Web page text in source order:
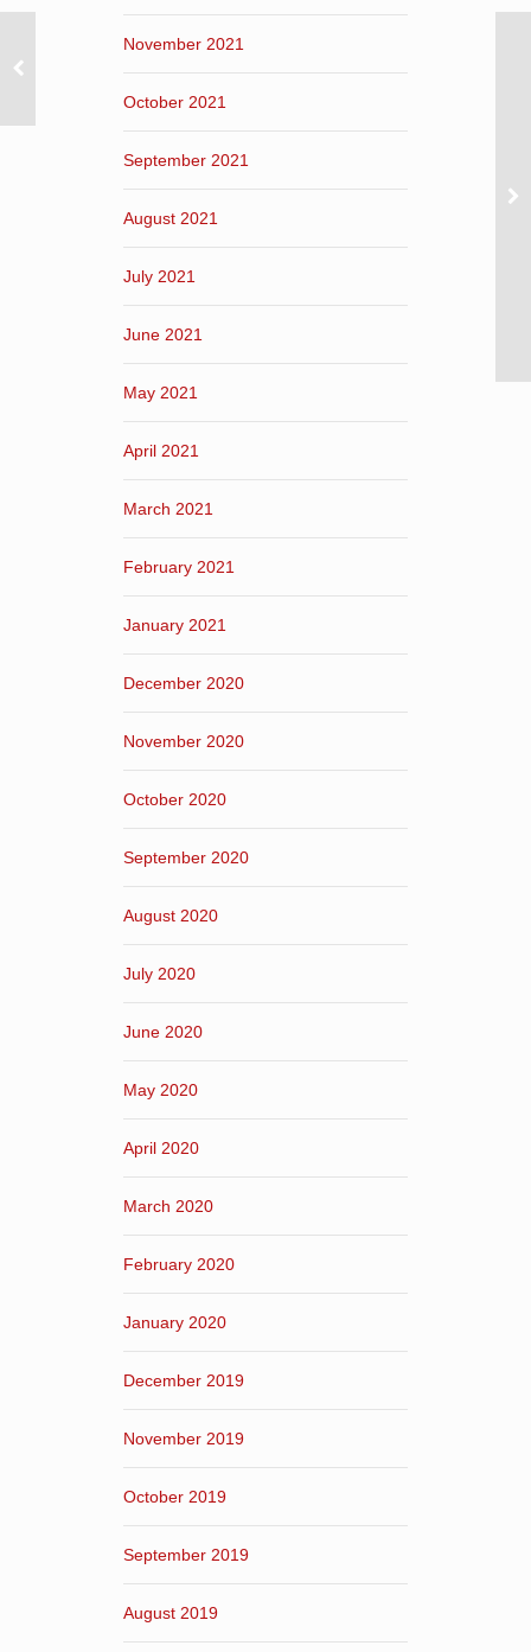
November 2021
October 2021
September 2021
August 2021
July 2021
June 2021
May 2021
April 2021
March 2021
February 2021
January 2021
December 2020
November 2020
October 2020
September 2020
August 2020
July 2020
June 2020
May 2020
April 2020
March 2020
February 2020
January 2020
December 2019
November 2019
October 2019
September 2019
August 2019